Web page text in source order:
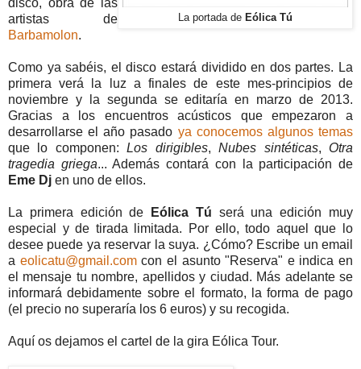
La portada de Eólica Tú
artistas de
Barbamolon.
Como ya sabéis, el disco estará dividido en dos partes. La
primera verá la luz a finales de este mes-principios de
noviembre y la segunda se editaría en marzo de 2013.
Gracias a los encuentros acústicos que empezaron a
desarrollarse el año pasado ya conocemos algunos temas
que lo componen:Los dirigibles,Nubes sintéticas, Otra
tragedia griega... Además contará con la participación de
Eme Dj en uno de ellos.
La primera edición de Eólica Tú será una edición muy
especial y de tirada limitada. Por ello, todo aquel que lo
desee puede ya reservar la suya. ¿Cómo? Escribe un email
a eolicatu@gmail.comcon el asunto "Reserva" e indica en
el mensaje tu nombre, apellidos y ciudad. Más adelante se
informará debidamente sobre el formato, la forma de pago
(el precio no superaría los 6 euros) y su recogida.
Aquí os dejamos el cartel de la gira Eólica Tour.